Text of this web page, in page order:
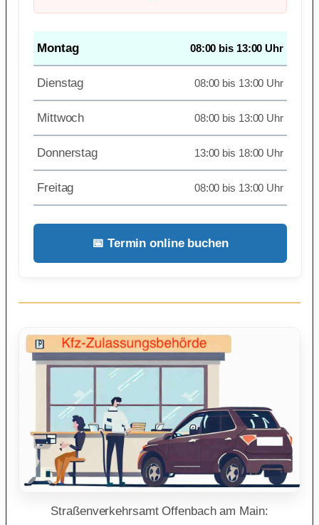
Montag 08:00 bis 13:00 Uhr
Dienstag 08:00 bis 13:00 Uhr
Mittwoch 08:00 bis 13:00 Uhr
Donnerstag 13:00 bis 18:00 Uhr
Freitag 08:00 bis 13:00 Uhr
📅 Termin online buchen
Straßenverkehrsamt Offenbach am Main: